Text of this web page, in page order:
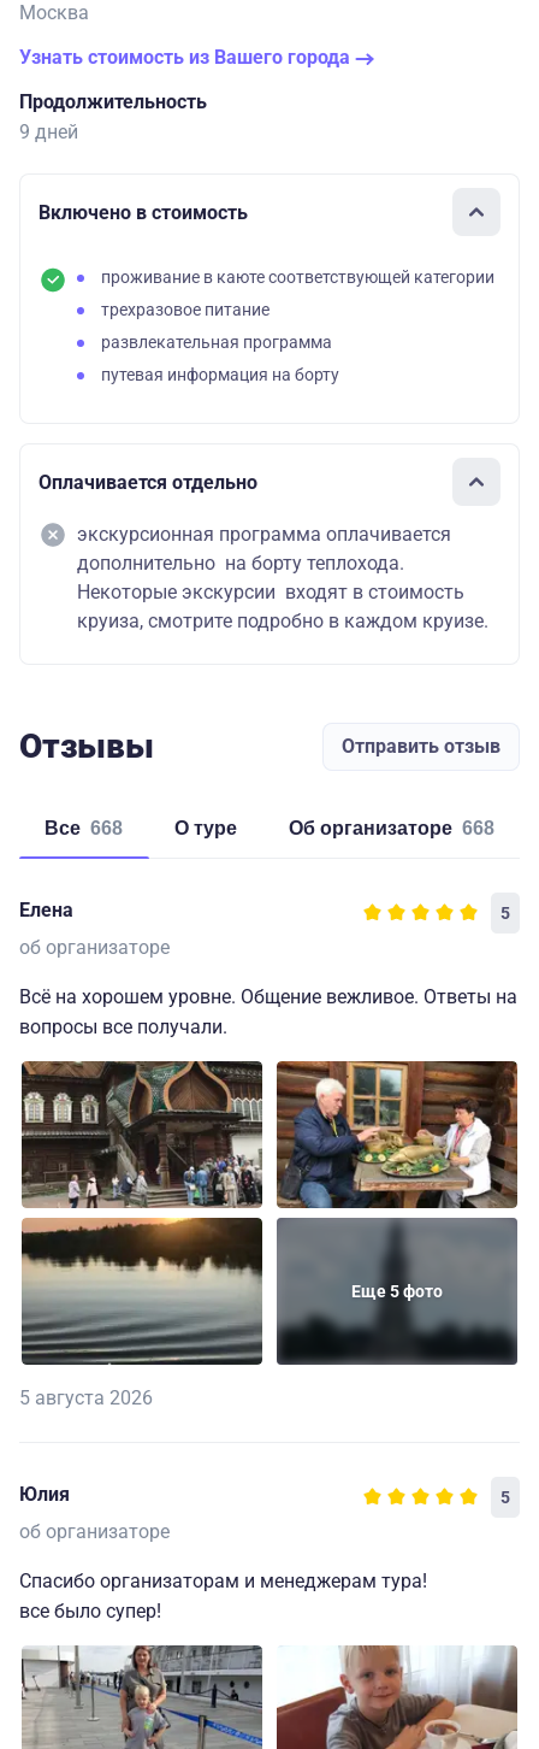
Москва
Узнать стоимость из Вашего города
Продолжительность
9 дней
Включено в стоимость
проживание в каюте соответствующей категории
трехразовое питание
развлекательная программа
путевая информация на борту
Оплачивается отдельно
экскурсионная программа оплачивается
дополнительно на борту теплохода.
Некоторые экскурсии входят в стоимость
круиза, смотрите подробно в каждом круизе.
Отзывы Отправить отзыв
Все 668 о туре об организаторе 668
Елена 5
об организаторе
Всё на хорошем уровне. Общение вежливое. Ответы на
вопросы все получали.
Еще 5 фото
5 августа 2026
Юлия 5
об организаторе
Спасибо организаторам и менеджерам тура!
все было супер!